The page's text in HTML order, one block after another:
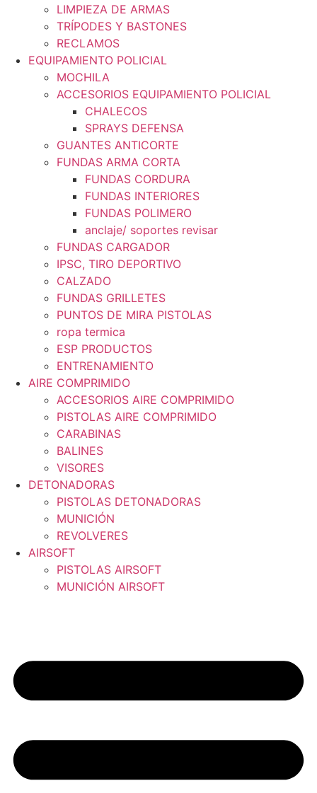
LIMPIEZA DE ARMAS
TRÍPODES Y BASTONES
RECLAMOS
EQUIPAMIENTO POLICIAL
MOCHILA
ACCESORIOS EQUIPAMIENTO POLICIAL
CHALECOS
SPRAYS DEFENSA
GUANTES ANTICORTE
FUNDAS ARMA CORTA
FUNDAS CORDURA
FUNDAS INTERIORES
FUNDAS POLIMERO
anclaje/ soportes revisar
FUNDAS CARGADOR
IPSC, TIRO DEPORTIVO
CALZADO
FUNDAS GRILLETES
PUNTOS DE MIRA PISTOLAS
ropa termica
ESP PRODUCTOS
ENTRENAMIENTO
AIRE COMPRIMIDO
ACCESORIOS AIRE COMPRIMIDO
PISTOLAS AIRE COMPRIMIDO
CARABINAS
BALINES
VISORES
DETONADORAS
PISTOLAS DETONADORAS
MUNICIÓN
REVOLVERES
AIRSOFT
PISTOLAS AIRSOFT
MUNICIÓN AIRSOFT